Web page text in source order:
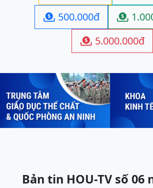
 500.000đ 
 5.000.000đ
Previous
Bản tin HOU-TV số 06